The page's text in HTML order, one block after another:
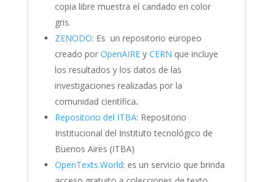
copia libre muestra el candado en color
gris.
ZENODO: Es un repositorio europeo
creado por OpenAIREy CERN que incluye
los resultados y los datos de las
investigaciones realizadas por la
comunidad científica.
Repositorio del ITBA: Repositorio
Institucional del Instituto tecnológico de
Buenos Aires (ITBA)
OpenTexts.World: es un servicio que brinda